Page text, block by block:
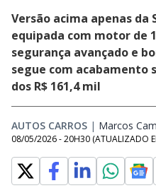
Versão acima apenas da
equipada com motor de
segurança avançado e
segue com acabamento
dos R$ 161,4 mil
AUTOS CARROS | Marcos
08/05/2026 - 20H30 (ATUALIZADO